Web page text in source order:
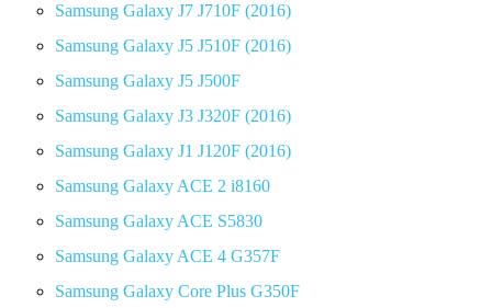
Samsung Galaxy J7 J710F (2016)
Samsung Galaxy J5 J510F (2016)
Samsung Galaxy J5 J500F
Samsung Galaxy J3 J320F (2016)
Samsung Galaxy J1 J120F (2016)
Samsung Galaxy ACE 2 i8160
Samsung Galaxy ACE S5830
Samsung Galaxy ACE 4 G357F
Samsung Galaxy Core Plus G350F